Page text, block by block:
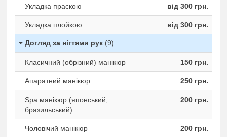
Укладка праскою від 300 грн.
Укладка плойкою від 300 грн.
Догляд за нігтями рук (9)
Класичний (обрізний) манікюр 150 грн.
Апаратний манікюр 250 грн.
Spa манікюр (японський,
бразильський)
200 грн.
Чоловічий манікюр 200 грн.